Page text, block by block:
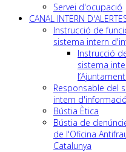
Servei d'ocupació
CANAL INTERN
Instrucció de
sistema intern
Instrucció
sistema
Responsable del
intern d'informació
Bústia Ètica
Bústia de
de l'Oficina
Catalunya